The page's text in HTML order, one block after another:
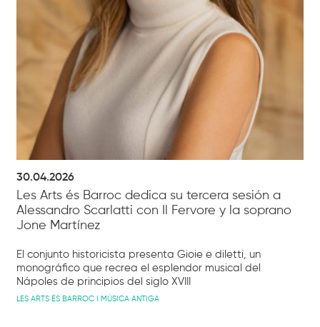
30.04.2026
Les Arts és Barroc dedica su tercera sesión a
Alessandro Scarlatti con Il Fervore y la soprano
Jone Martínez
El conjunto historicista presenta Gioie e diletti, un
monográfico que recrea el esplendor musical del
Nápoles de principios del siglo XVIII
LES ARTS ÉS BARROC I MÚSICA ANTIGA